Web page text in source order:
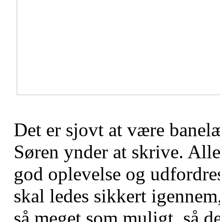
Det er sjovt at være
Søren ynder at skrive.
god oplevelse og
skal ledes sikkert
så meget som muligt, så